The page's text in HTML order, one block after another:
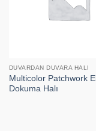
DUVARDAN DUVARA HALI
Multicolor Patchwork El
Dokuma Halı